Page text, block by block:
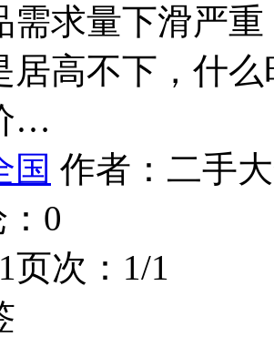
需求量下滑严
居高不下，什
…
国 作者： 二手
0
1页次：1/1